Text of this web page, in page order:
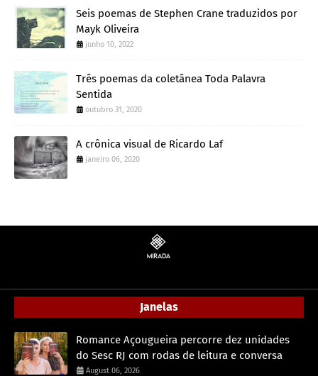
Seis poemas de Stephen Crane traduzidos por
Mayk Oliveira
junho 10, 2022
Três poemas da coletânea Toda Palavra
Sentida
outubro 31, 2020
A crônica visual de Ricardo Laf
janeiro 06, 2020
Janelas
Romance Açougueira percorre dez unidades
do Sesc RJ com rodas de leitura e conversa
August 06, 2026